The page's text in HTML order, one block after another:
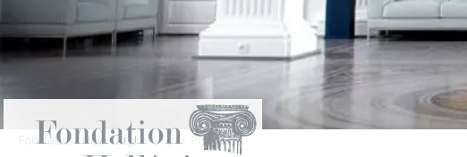
Fondation Hellénique>>flyer Pipelia